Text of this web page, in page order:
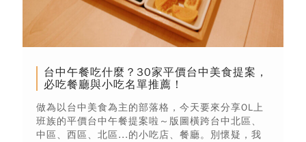
台中午餐吃什麼？30家平價台中美食提案，
必吃餐廳與小吃名單推薦！
做為以台中美食為主的部落格，今天要來分享OL上
班族的平價台中午餐提案啦～版圖橫跨台中北區、
中區、西區、北區...的小吃店、餐廳。別懷疑，我